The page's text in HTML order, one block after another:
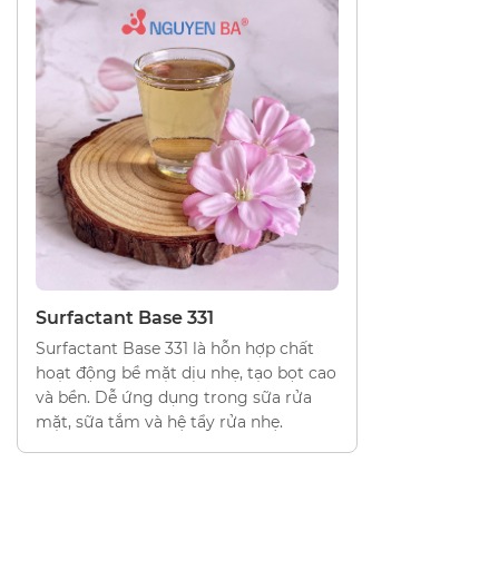
Surfactant Base 331
Surfactant Base 331 là hỗn hợp chất
hoạt động bề mặt dịu nhẹ, tạo bọt cao
và bền. Dễ ứng dụng trong sữa rửa
mặt, sữa tắm và hệ tẩy rửa nhẹ.